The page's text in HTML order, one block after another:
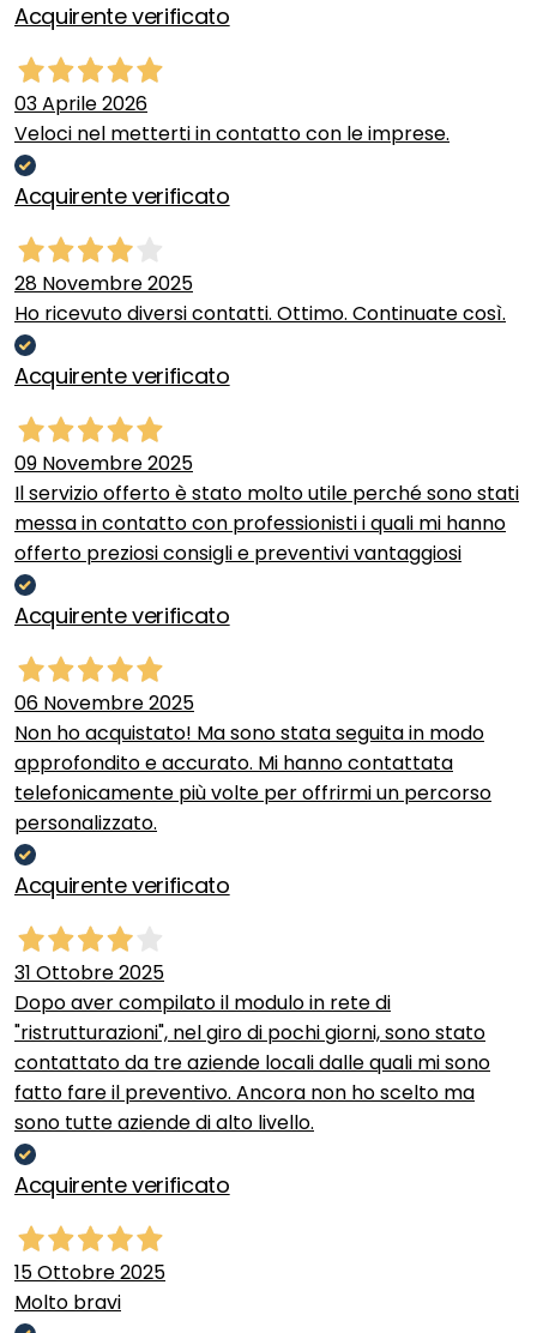
Acquirente verificato
03 Aprile 2026
Veloci nel metterti in contatto con le imprese.
Acquirente verificato
28 Novembre 2025
Ho ricevuto diversi contatti. Ottimo. Continuate così.
Acquirente verificato
09 Novembre 2025
Il servizio offerto è stato molto utile perché sono stati
messa in contatto con professionisti i quali mi hanno
offerto preziosi consigli e preventivi vantaggiosi
Acquirente verificato
06 Novembre 2025
Non ho acquistato! Ma sono stata seguita in modo
approfondito e accurato. Mi hanno contattata
telefonicamente più volte per offrirmi un percorso
personalizzato.
Acquirente verificato
31 Ottobre 2025
Dopo aver compilato il modulo in rete di
"ristrutturazioni", nel giro di pochi giorni, sono stato
contattato da tre aziende locali dalle quali mi sono
fatto fare il preventivo. Ancora non ho scelto ma
sono tutte aziende di alto livello.
Acquirente verificato
15 Ottobre 2025
Molto bravi